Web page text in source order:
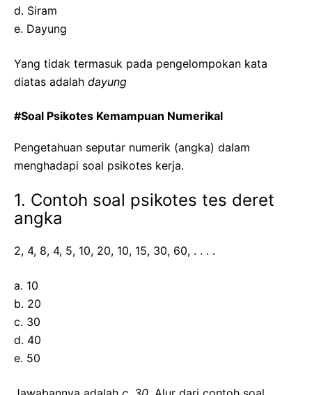
d. Siram
e. Dayung
Yang tidak termasuk pada pengelompokan kata
diatas adalah dayung
#Soal Psikotes Kemampuan Numerikal
Pengetahuan seputar numerik (angka) dalam
menghadapi soal psikotes kerja.
1. Contoh soal psikotes tes deret
angka
2, 4, 8, 4, 5, 10, 20, 10, 15, 30, 60, . . . .
a. 10
b. 20
c. 30
d. 40
e. 50